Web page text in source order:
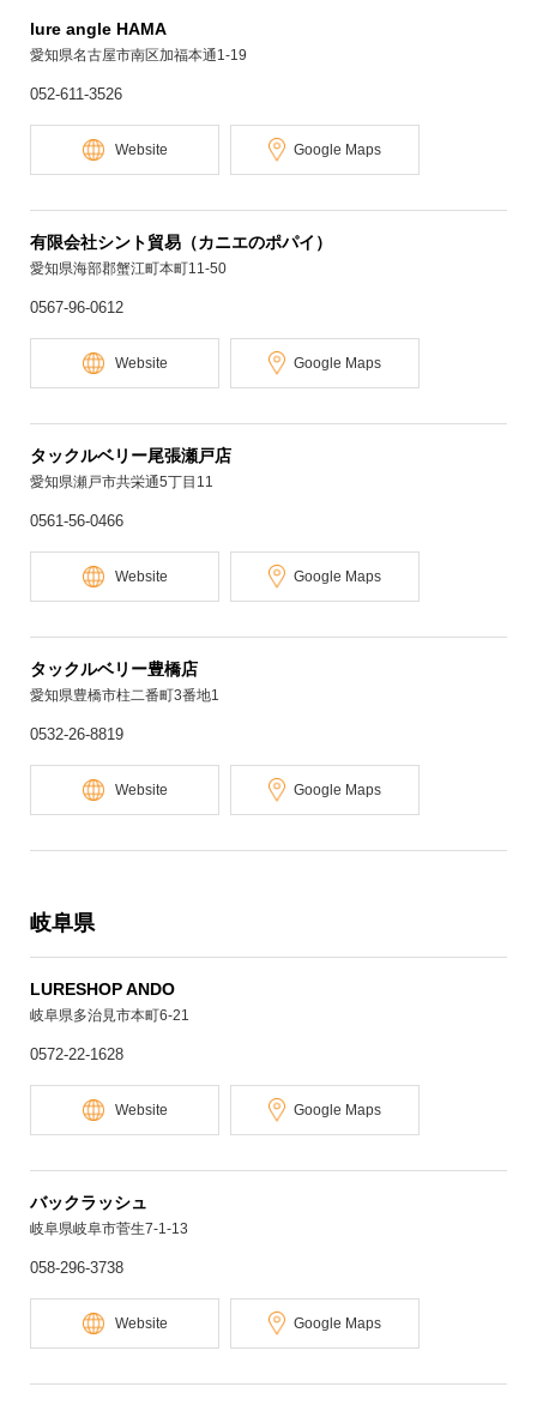
lure angle HAMA
愛知県名古屋市南区加福本通1-19
052-611-3526
Website Google Maps
有限会社シント貿易（カニエのポパイ）
愛知県海部郡蟹江町本町11-50
0567-96-0612
Website Google Maps
タックルベリー尾張瀬戸店
愛知県瀬戸市共栄通5丁目11
0561-56-0466
Website Google Maps
タックルベリー豊橋店
愛知県豊橋市柱二番町3番地1
0532-26-8819
Website Google Maps
岐阜県
LURESHOP ANDO
岐阜県多治見市本町6-21
0572-22-1628
Website Google Maps
バックラッシュ
岐阜県岐阜市菅生7-1-13
058-296-3738
Website Google Maps